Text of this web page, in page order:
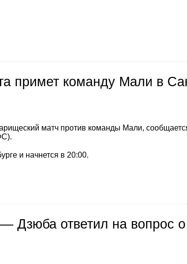
примет команду Мали в
матч против команды Мали,
и начнется в 20:00.
Дзюба ответил на вопрос о